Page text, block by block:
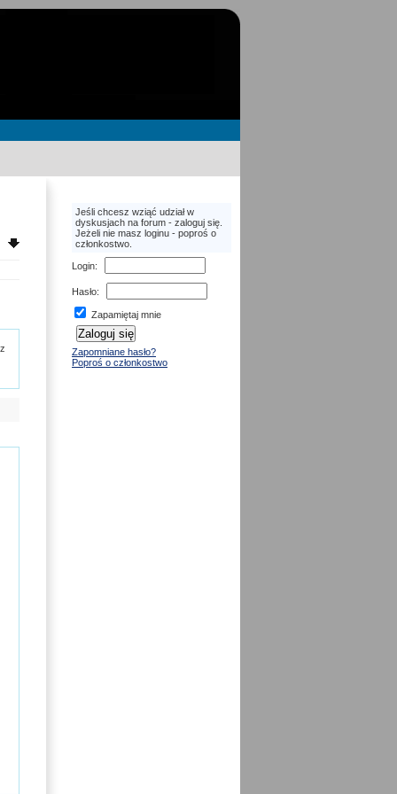
Jeśli chcesz wziąć udział w
dyskusjach na forum - zaloguj się.
Jeżeli nie masz loginu - poproś o
członkostwo.
Login:
Hasło:
Zapamiętaj mnie
Zapomniane hasło?
Poproś o członkostwo